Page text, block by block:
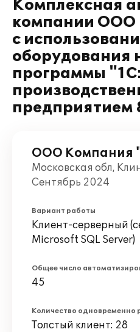
Комплексная
компании
с
оборудования
программы
предприятием
ООО Компания
Московская обл,
Сентябрь 2024
Вариант работы
Клиент-серверный
Microsoft SQL Server)
Общее число
45
Количество одновременно
Толстый клиент: 28